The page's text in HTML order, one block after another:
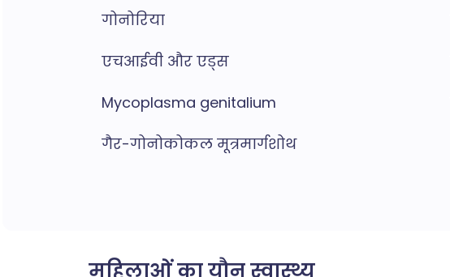
गोनोरिया
एचआईवी और एड्स
Mycoplasma genitalium
गैर-गोनोकोकल मूत्रमार्गशोथ
महिलाओं का यौन स्वास्थ्य